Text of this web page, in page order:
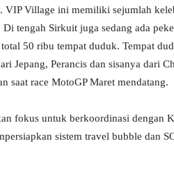
VIP Village ini memiliki sejumlah
tengah Sirkuit juga sedang ada
50 ribu tempat duduk. Tempat
Jepang, Perancis dan sisanya dari
saat race MotoGP Maret mendatang.
fokus untuk berkoordinasi dengan
sistem travel bubble dan